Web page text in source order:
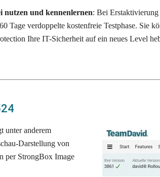
nutzen und kennenlernen: Bei
Tage verdoppelte kostenfreie Testphase. Sie
Ihre IT-Sicherheit auf ein neues Level
unter anderem
Darstellung von
per StrongBox Image